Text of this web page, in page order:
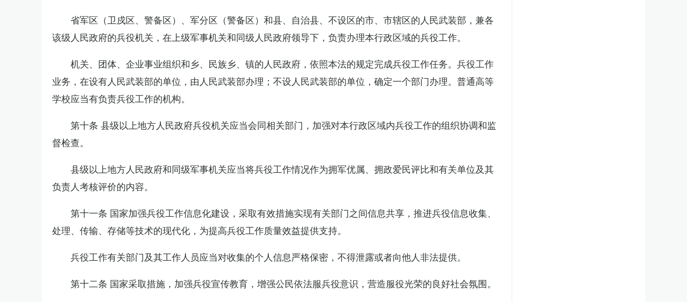
省军区（卫戍区、警备区）、军分区（警备区）和县、自治县、不设区的市、市辖区的人民武装部，兼各
该级人民政府的兵役机关，在上级军事机关和同级人民政府领导下，负责办理本行政区域的兵役工作。
机关、团体、企业事业组织和乡、民族乡、镇的人民政府，依照本法的规定完成兵役工作任务。兵役工作
业务，在设有人民武装部的单位，由人民武装部办理；不设人民武装部的单位，确定一个部门办理。普通高等
学校应当有负责兵役工作的机构。
第十条 县级以上地方人民政府兵役机关应当会同相关部门，加强对本行政区域内兵役工作的组织协调和监
督检查。
县级以上地方人民政府和同级军事机关应当将兵役工作情况作为拥军优属、拥政爱民评比和有关单位及其
负责人考核评价的内容。
第十一条 国家加强兵役工作信息化建设，采取有效措施实现有关部门之间信息共享，推进兵役信息收集、
处理、传输、存储等技术的现代化，为提高兵役工作质量效益提供支持。
兵役工作有关部门及其工作人员应当对收集的个人信息严格保密，不得泄露或者向他人非法提供。
第十二条 国家采取措施，加强兵役宣传教育，增强公民依法服兵役意识，营造服役光荣的良好社会氛围。